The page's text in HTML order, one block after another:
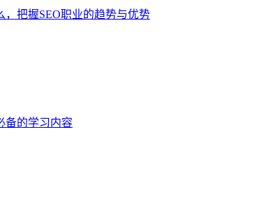
，把握SEO职业的趋势与优势
备的学习内容